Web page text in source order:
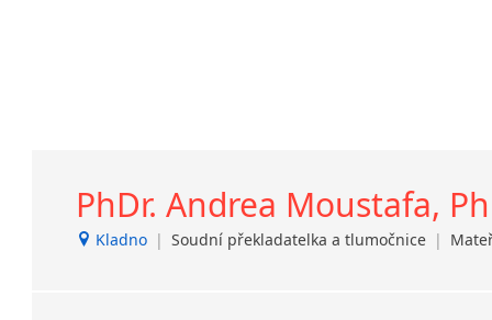
PhDr. Andrea Moustafa,
Kladno | Soudní překladatelka a tlumočnice |